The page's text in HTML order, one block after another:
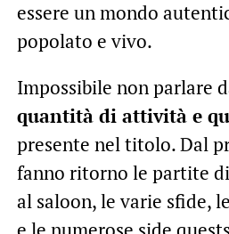
essere un mondo
popolato e vivo.
Impossibile non parlare
quantità di attività e
presente nel titolo. Dal
fanno ritorno le partite
al saloon, le varie sfide,